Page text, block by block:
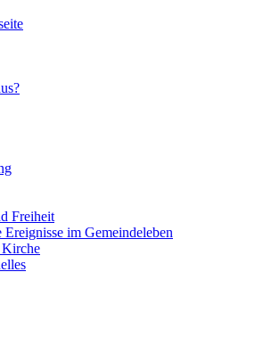
Freiheit
Ereignisse im Gemeindeleben